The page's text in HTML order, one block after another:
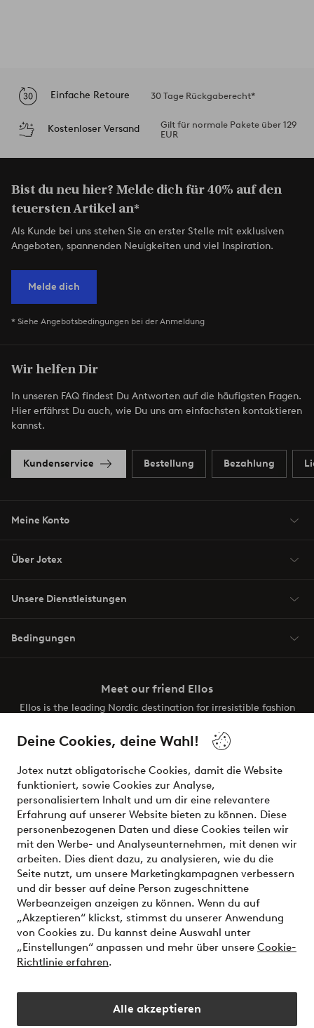
Deine Cookies, deine Wahl!
Jotex nutzt obligatorische Cookies, damit die Website
funktioniert, sowie Cookies zur Analyse,
personalisiertem Inhalt und um dir eine relevantere
Erfahrung auf unserer Website bieten zu können. Diese
personenbezogenen Daten und diese Cookies teilen wir
mit den Werbe- und Analyseunternehmen, mit denen wir
arbeiten. Dies dient dazu, zu analysieren, wie du die
Seite nutzt, um unsere Marketingkampagnen verbessern
und dir besser auf deine Person zugeschnittene
Werbeanzeigen anzeigen zu können. Wenn du auf
„Akzeptieren“ klickst, stimmst du unserer Anwendung
von Cookies zu. Du kannst deine Auswahl unter
„Einstellungen“ anpassen und mehr über unsere Cookie-
Richtlinie erfahren.
Alle akzeptieren
Einfache Retoure 30 Tage Rückgaberecht*
Kostenloser Versand
Gilt für normale Pakete über 129
EUR
Bist du neu hier? Melde dich für 40% auf den
teuersten Artikel an*
Als Kunde bei uns stehen Sie an erster Stelle mit exklusiven
Angeboten, spannenden Neuigkeiten und viel Inspiration.
Melde dich
* Siehe Angebotsbedingungen bei der Anmeldung
Wir helfen Dir
In unseren FAQ findest Du Antworten auf die häufigsten Fragen.
Hier erfährst Du auch, wie Du uns am einfachsten kontaktieren
kannst.
Kundenservice Bestellung Bezahlung
Meine Konto
Über Jotex
Unsere Dienstleistungen
Bedingungen
Meet our friend Ellos
Ellos is the leading Nordic destination for irresistible fashion
the latest trends, curated to make finding your next look
effortless. It’s all here.
Visit Ellos
Sichere Zahlungen - Jetzt bezahlen oder aufteilen
Möchtest du mehr über unsere
Zahlungsmöglichkeitenerfahren?